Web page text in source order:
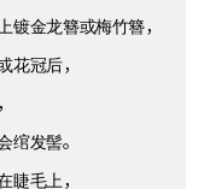
镀金龙簪或梅竹簪，
花冠后，
绾发髻。
睫毛上，